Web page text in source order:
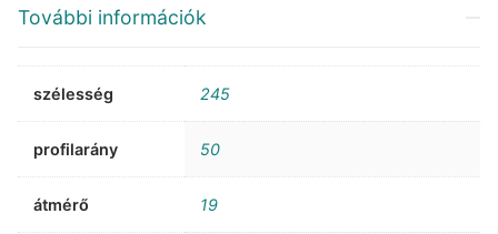
További információk
szélesség 245
profilarány 50
átmérő 19